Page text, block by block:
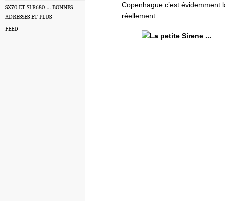
SX70 ET SLR680 … BONNES
ADRESSES ET PLUS
FEED
Copenhague c’est évidemment
réellement …